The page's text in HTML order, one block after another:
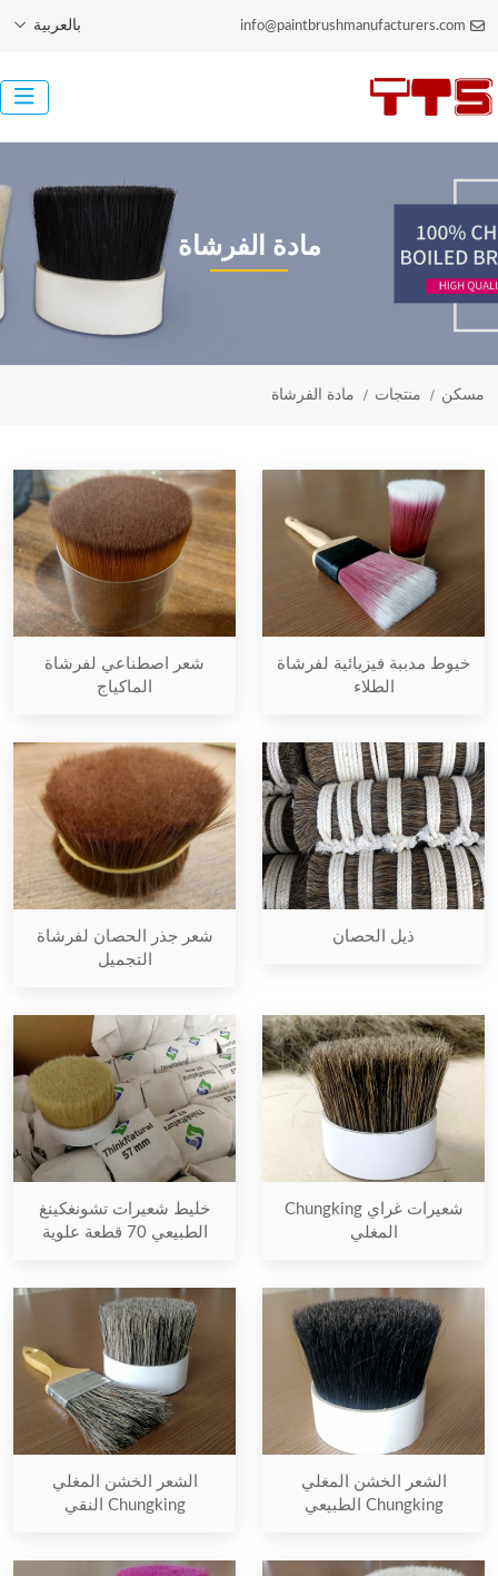
info@paintbrushmanufacturers.com بالعربية
مادة الفرشاة
مسكن منتجات مادة الفرشاة
خيوط مدببة فيزيائية لفرشاة
الطلاء
شعر اصطناعي لفرشاة
الماكياج
ذيل الحصان
شعر جذر الحصان لفرشاة
التجميل
شعيرات غراي Chungking
المغلي
خليط شعيرات تشونغكينغ
الطبيعي 70 قطعة علوية
الشعر الخشن المغلي
Chungking الطبيعي
الشعر الخشن المغلي
Chungking النقي